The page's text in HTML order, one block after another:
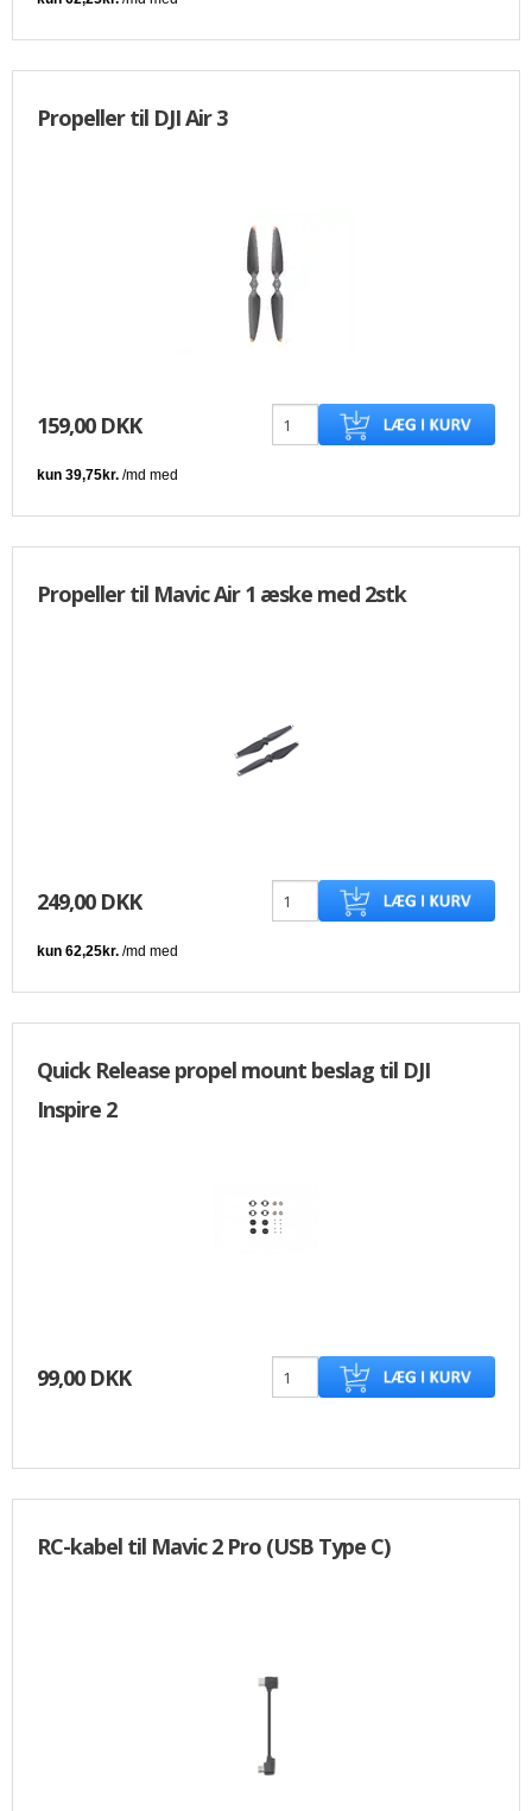
Propeller til DJI Air 3
159,00 DKK
Propeller til Mavic Air 1 æske med 2stk
249,00 DKK
Quick Release propel mount beslag til DJI
Inspire 2
99,00 DKK
RC-kabel til Mavic 2 Pro (USB Type C)